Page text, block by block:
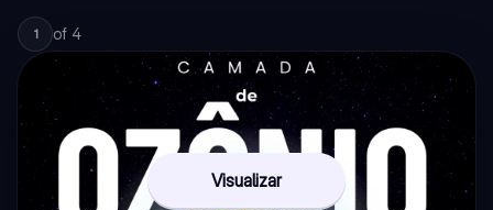
1 of 4
Visualizar